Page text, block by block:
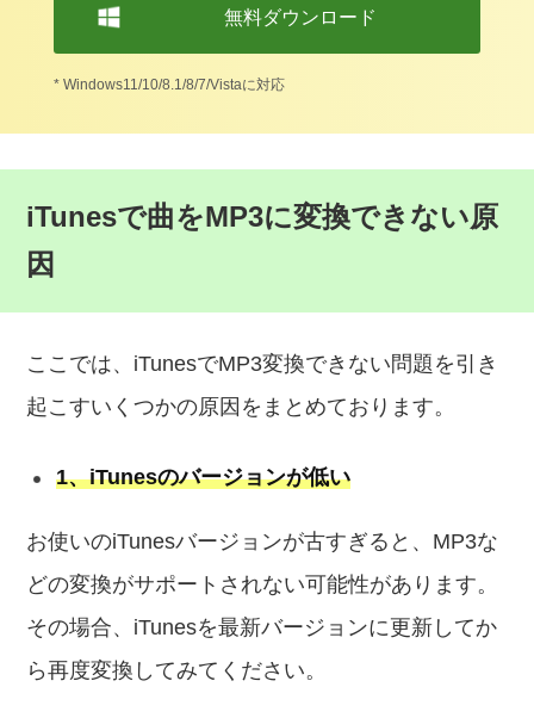
無料ダウンロード
* Windows11/10/8.1/8/7/Vistaに対応
iTunesで曲をMP3に変換できない原
因
ここでは、iTunesでMP3変換できない問題を引き
起こすいくつかの原因をまとめております。
1、iTunesのバージョンが低い
お使いのiTunesバージョンが古すぎると、MP3な
どの変換がサポートされない可能性があります。
その場合、iTunesを最新バージョンに更新してか
ら再度変換してみてください。